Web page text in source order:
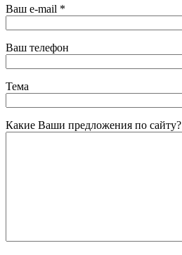
Ваш e-mail *
Ваш телефон
Тема
Какие Ваши предложения по сайту?